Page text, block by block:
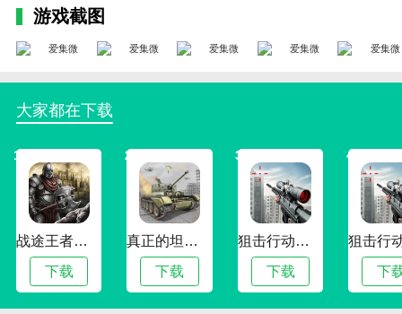
应用特色
1、对每一则新闻加以标签进行区分，根据用户浏
2、互动性：爱集微设置了阅读交友圈子，用户可
以在线发表阅读感悟、评论等等，而圈内的小伙伴可以
在线点赞、转发资讯到其他应用
3、智能的推荐匹配系统，任何精彩资讯都不会错
4、内容全面可靠，全都有专业的采编人员进行编
辑完善
游戏截图
大家都在下载
1
战途王者最新版
下载
2
真正的坦克大战
下载
3
狙击行动代号猎鹰最新版
下载
4
下